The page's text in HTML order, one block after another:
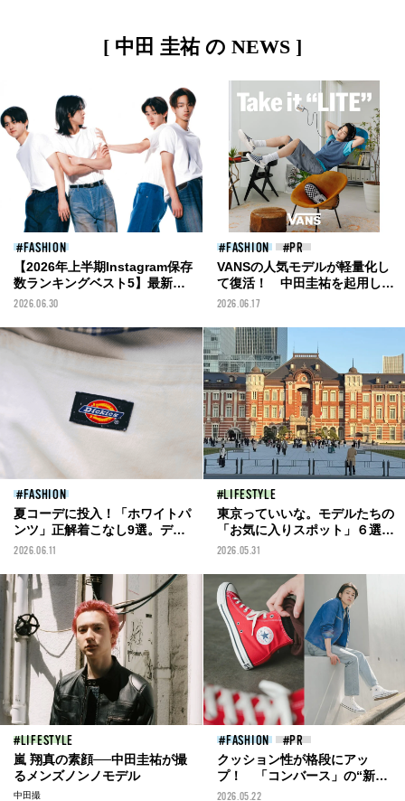
[ 中田 圭祐 の NEWS ]
FASHION
【2026年上半期Instagram保存
数ランキングベスト5】最新フ
ァッション&ビューティ、メン
まで。保存数を獲得した投稿を
一挙紹介！
2026.06.30
FASHION
VANSの人気モデルが軽量化し
て復活！ 中田圭祐を起用した
限定ビジュアルも話題の
ク
2026.06.17
FASHION
夏コーデに投入！「ホワイトパ
ンツ」正解着こなし9選。ディ
ッキーズ、アクネ ストゥディオ
ン”をどう穿いている？
2026.06.11
LIFESTYLE
東京っていいな。モデルたちの
「お気に入りスポット」６選。
東京駅が見えるカフェ、浅草、
2026.05.31
LIFESTYLE
嵐 翔真の素顔──中田圭祐が撮
るメンズノンノモデル
中田撮
FASHION
クッション性が格段にアッ
プ！ 「コンバース」の“新生
オールスター”と服好き３人の
2026.05.22